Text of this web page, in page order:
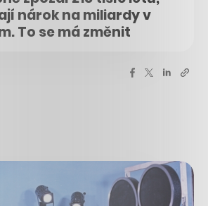
nárok na miliardy v
To se má změnit